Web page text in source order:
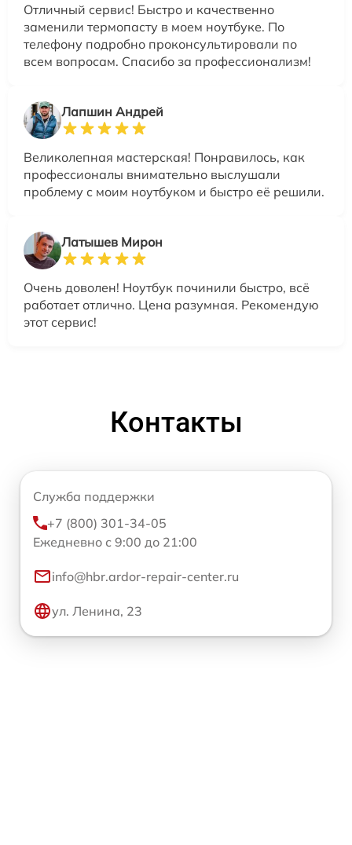
Отличный сервис! Быстро и качественно
заменили термопасту в моем ноутбуке. По
телефону подробно проконсультировали по
всем вопросам. Спасибо за профессионализм!
Лапшин Андрей
Великолепная мастерская! Понравилось, как
профессионалы внимательно выслушали
проблему с моим ноутбуком и быстро её решили.
Латышев Мирон
Очень доволен! Ноутбук починили быстро, всё
работает отлично. Цена разумная. Рекомендую
этот сервис!
Контакты
Служба поддержки
+7 (800) 301-34-05
Ежедневно с 9:00 до 21:00
info@hbr.ardor-repair-center.ru
ул. Ленина, 23